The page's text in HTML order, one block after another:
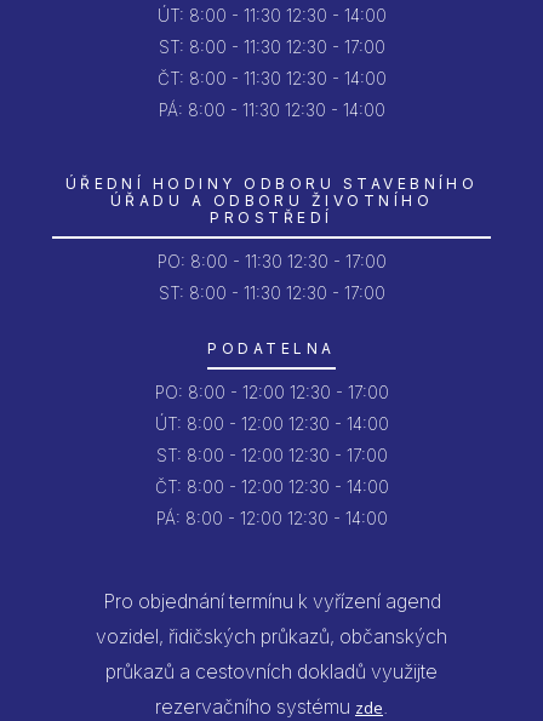
ÚT: 8:00 - 11:30 12:30 - 14:00
ST: 8:00 - 11:30 12:30 - 17:00
ČT: 8:00 - 11:30 12:30 - 14:00
PÁ: 8:00 - 11:30 12:30 - 14:00
ÚŘEDNÍ HODINY ODBORU STAVEBNÍHO
ÚŘADU A ODBORU ŽIVOTNÍHO
PROSTŘEDÍ
PO: 8:00 - 11:30 12:30 - 17:00
ST: 8:00 - 11:30 12:30 - 17:00
PODATELNA
PO: 8:00 - 12:00 12:30 - 17:00
ÚT: 8:00 - 12:00 12:30 - 14:00
ST: 8:00 - 12:00 12:30 - 17:00
ČT: 8:00 - 12:00 12:30 - 14:00
PÁ: 8:00 - 12:00 12:30 - 14:00
Pro objednání termínu k vyřízení agend
vozidel, řidičských průkazů, občanských
průkazů a cestovních dokladů využijte
rezervačního systému zde.